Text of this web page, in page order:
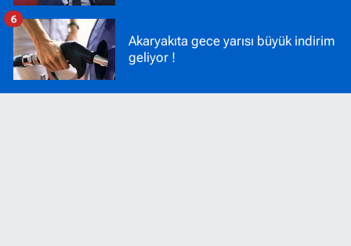
Akaryakıta gece yarısı büyük indirim
geliyor !
6